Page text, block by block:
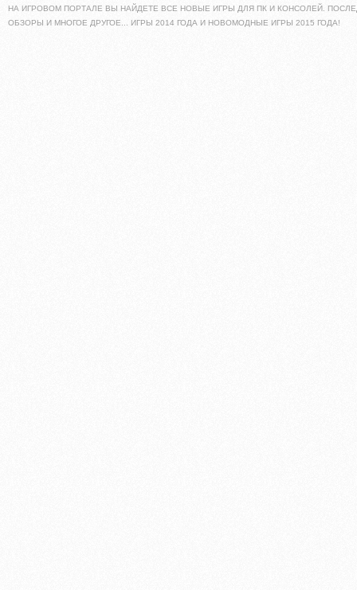
НА ИГРОВОМ ПОРТАЛЕ ВЫ НАЙДЕТЕ ВСЕ НОВЫЕ ИГРЫ ДЛЯ ПК И КОНСОЛЕЙ.
ОБЗОРЫ И МНОГОЕ ДРУГОЕ... ИГРЫ 2014 ГОДА И НОВОМОДНЫЕ ИГРЫ 2015 ГОДА!